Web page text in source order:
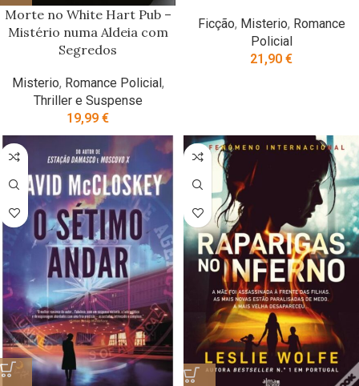
Morte no White Hart Pub –
Mistério numa Aldeia com
Segredos
Misterio, Romance Policial,
Thriller e Suspense
19,99 €
Ficção, Misterio, Romance
Policial
21,90 €